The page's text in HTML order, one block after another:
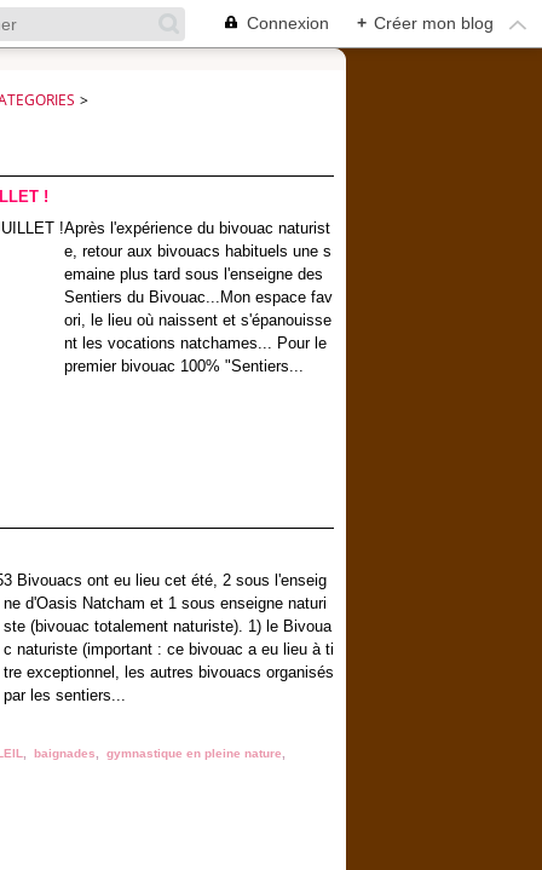
Connexion + Créer mon blog
>
!
Après l'expérience du bivouac naturist
e, retour aux bivouacs habituels une s
emaine plus tard sous l'enseigne des
Sentiers du Bivouac...Mon espace fav
ori, le lieu où naissent et s'épanouisse
nt les vocations natchames... Pour le
premier bivouac 100% "Sentiers...
3 Bivouacs ont eu lieu cet été, 2 sous l'enseig
ne d'Oasis Natcham et 1 sous enseigne naturi
ste (bivouac totalement naturiste). 1) le Bivoua
c naturiste (important : ce bivouac a eu lieu à ti
tre exceptionnel, les autres bivouacs organisés
par les sentiers...
baignades gymnastique en pleine nature